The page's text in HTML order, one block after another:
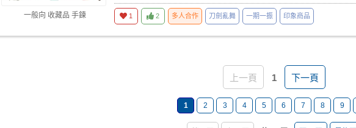
一般向 收藏品 手鍊 1 2 多人合作 刀劍亂舞 一期一振 印象商品
上一頁 1 下一頁
1 2 3 4 5 6 7 8 9